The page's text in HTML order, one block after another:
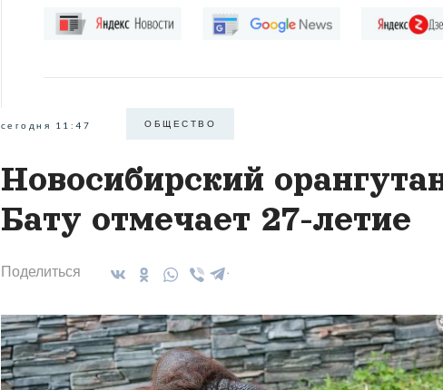
сегодня 11:47 ОБЩЕСТВО
Новосибирский
Бату отмечает 27-летие
Поделиться